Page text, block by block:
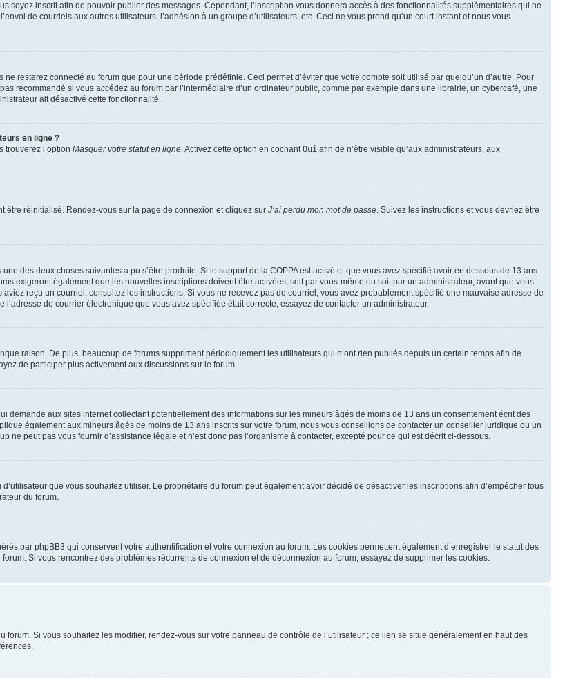
soyez inscrit afin de pouvoir publier des messages. Cependant, l’inscription vous donnera accès à des fonctionnalités supplémentaires qui ne
de courriels aux autres utilisateurs, l’adhésion à un groupe d’utilisateurs, etc. Ceci ne vous prend qu’un court instant et nous vous
resterez connecté au forum que pour une période prédéfinie. Ceci permet d’éviter que votre compte soit utilisé par quelqu’un d’autre. Pour
recommandé si vous accédez au forum par l’intermédiaire d’un ordinateur public, comme par exemple dans une librairie, un cybercafé, une
ait désactivé cette fonctionnalité.
en ligne ?
trouverez l’option Masquer votre statut en ligne. Activez cette option en cochantOui afin de n’être visible qu’aux administrateurs, aux
être réinitialisé. Rendez-vous sur la page de connexion et cliquez sur J’ai perdu mon mot de passe. Suivez les instructions et vous devriez être
des deux choses suivantes a pu s’être produite. Si le support de la COPPA est activé et que vous avez spécifié avoir en dessous de 13 ans
exigeront également que les nouvelles inscriptions doivent être activées, soit par vous-même ou soit par un administrateur, avant que vous
reçu un courriel, consultez les instructions. Si vous ne recevez pas de courriel, vous avez probablement spécifié une mauvaise adresse de
de courrier électronique que vous avez spécifiée était correcte, essayez de contacter un administrateur.
raison. De plus, beaucoup de forums suppriment périodiquement les utilisateurs qui n’ont rien publiés depuis un certain temps afin de
de participer plus activement aux discussions sur le forum.
demande aux sites internet collectant potentiellement des informations sur les mineurs âgés de moins de 13 ans un consentement écrit des
également aux mineurs âgés de moins de 13 ans inscrits sur votre forum, nous vous conseillons de contacter un conseiller juridique ou un
peut pas vous fournir d’assistance légale et n’est donc pas l’organisme à contacter, excepté pour ce qui est décrit ci-dessous.
que vous souhaitez utiliser. Le propriétaire du forum peut également avoir décidé de désactiver les inscriptions afin d’empêcher tous
du forum.
par phpBB3 qui conservent votre authentification et votre connexion au forum. Les cookies permettent également d’enregistrer le statut des
Si vous rencontrez des problèmes récurrents de connexion et de déconnexion au forum, essayez de supprimer les cookies.
Si vous souhaitez les modifier, rendez-vous sur votre panneau de contrôle de l’utilisateur ; ce lien se situe généralement en haut des